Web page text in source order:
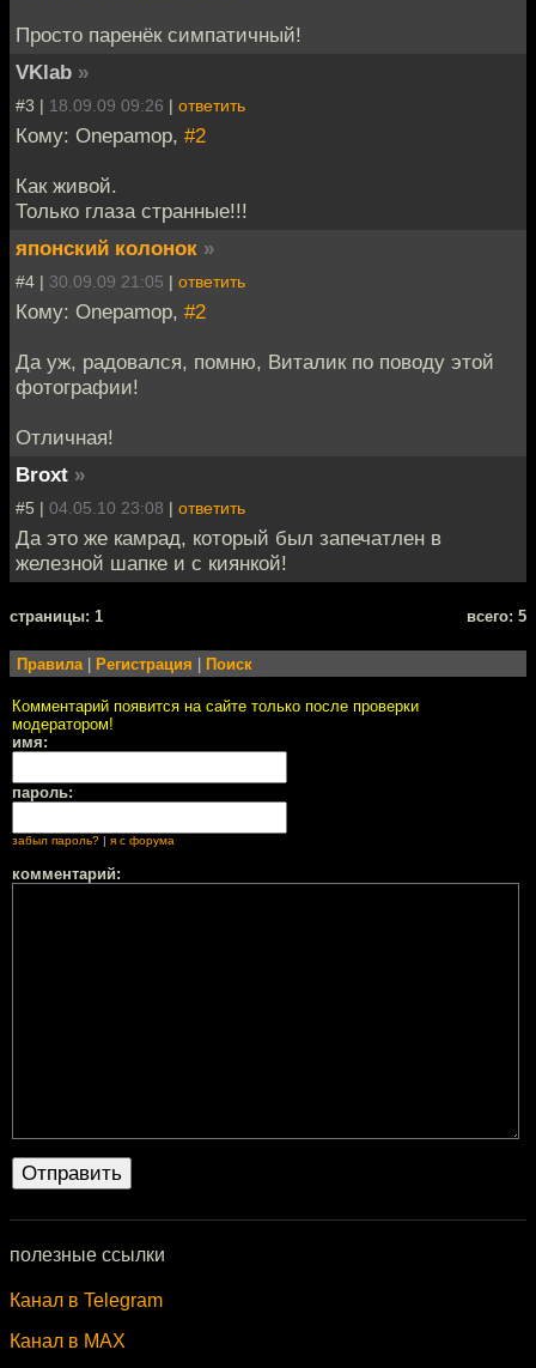
Просто паренёк симпатичный!
VKlab »
#3 | 18.09.09 09:26 | ответить
Кому: Onepamop, #2
Как живой.
Только глаза странные!!!
японский колонок »
#4 | 30.09.09 21:05 | ответить
Кому: Onepamop, #2
Да уж, радовался, помню, Виталик по поводу этой
фотографии!
Отличная!
Broxt »
#5 | 04.05.10 23:08 | ответить
Да это же камрад, который был запечатлен в
железной шапке и с киянкой!
cтраницы: 1 всего: 5
Правила| Регистрация Поиск
Комментарий появится на сайте только после проверки
модератором!
имя:
пароль:
забыл пароль? | я с форума
комментарий:
полезные ссылки
Канал в Telegram
Канал в MAX